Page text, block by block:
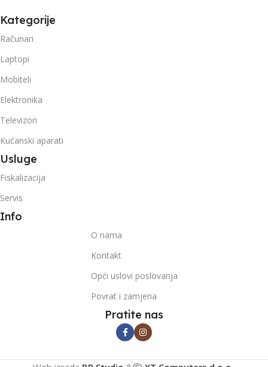
Kategorije
Računari
Laptopi
Mobiteli
Elektronika
Televizori
Kućanski aparati
Usluge
Fiskalizacija
Servis
Info
O nama
Kontakt
Opći uslovi poslovanja
Povrat i zamjena
Pratite nas